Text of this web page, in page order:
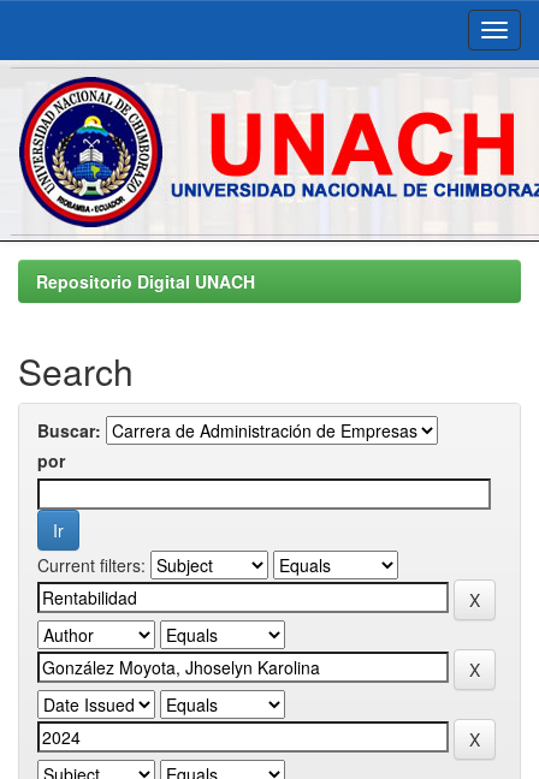
Skip
navigationRepositorio Digital UNACH
Search
Buscar:
por
Current filters: